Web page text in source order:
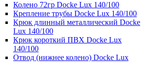
Колено 72гр Docke Lux 140/100
Крепление трубы Docke Lux 140/100
Крюк длинный металлический Docke
Lux 140/100
Крюк короткий ПВХ Docke Lux
140/100
Отвод (нижнее колено) Docke Lux